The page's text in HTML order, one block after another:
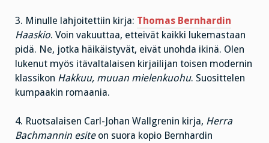
3. Minulle lahjoitettiin kirja: Thomas Bernhardin
Haaskio. Voin vakuuttaa, etteivät kaikki lukemastaan
pidä. Ne, jotka häikäistyvät, eivät unohda ikinä. Olen
lukenut myös itävaltalaisen kirjailijan toisen modernin
klassikon Hakkuu, muuan mielenkuohu. Suosittelen
kumpaakin romaania.
4. Ruotsalaisen Carl-Johan Wallgrenin kirja, Herra
Bachmannin esiteon suora kopio Bernhardin